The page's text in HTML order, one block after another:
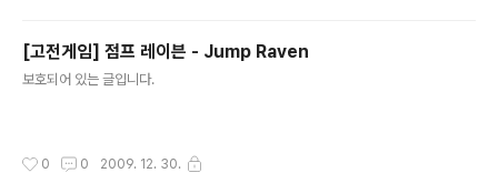
[고전게임] 점프 레이븐 - Jump Raven
보호되어 있는 글입니다.
0 0 2009. 12. 30.